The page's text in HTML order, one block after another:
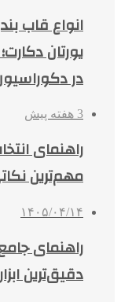
انواع قاب
یورتان
در
3 هفته پیش
راهنمای
مهم‌ترین
۱۴۰۵/۰۴/۱۴
راهنمای
دقیق‌ترین